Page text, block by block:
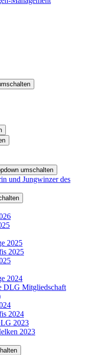
umschalten
und Jungwinzer des
2025
2025
2024
DLG Mitgliedschaft
2024
2023
2023